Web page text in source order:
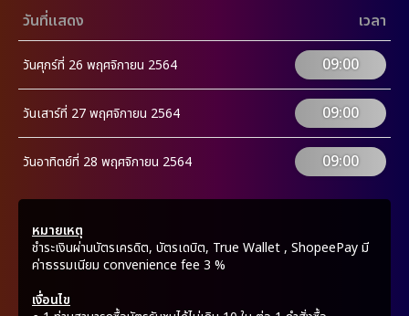
วันที่แสดง เวลา
วันศุกร์ที่ 26 พฤศจิกายน 2564 09:00
วันเสาร์ที่ 27 พฤศจิกายน 2564 09:00
วันอาทิตย์ที่ 28 พฤศจิกายน 2564 09:00
หมายเหตุ
ชำระเงินผ่านบัตรเครดิต, บัตรเดบิต, True Wallet , ShopeePay มี
ค่าธรรมเนียม convenience fee 3 %
เงื่อนไข